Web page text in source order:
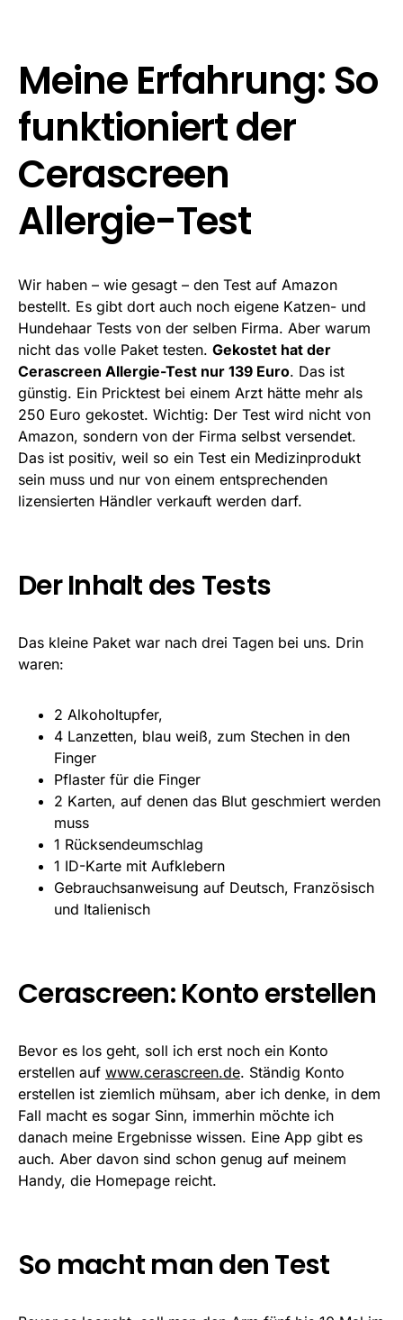
Meine Erfahrung: So
funktioniert der
Cerascreen
Allergie-Test
Wir haben – wie gesagt – den Test auf Amazon
bestellt. Es gibt dort auch noch eigene Katzen- und
Hundehaar Tests von der selben Firma. Aber warum
nicht das volle Paket testen. Gekostet hat der
Cerascreen Allergie-Test nur 139 Euro. Das ist
günstig. Ein Pricktest bei einem Arzt hätte mehr als
250 Euro gekostet. Wichtig: Der Test wird nicht von
Amazon, sondern von der Firma selbst versendet.
Das ist positiv, weil so ein Test ein Medizinprodukt
sein muss und nur von einem entsprechenden
lizensierten Händler verkauft werden darf.
Der Inhalt des Tests
Das kleine Paket war nach drei Tagen bei uns. Drin
waren:
2 Alkoholtupfer,
4 Lanzetten, blau weiß, zum Stechen in den
Finger
Pflaster für die Finger
2 Karten, auf denen das Blut geschmiert werden
muss
1 Rücksendeumschlag
1 ID-Karte mit Aufklebern
Gebrauchsanweisung auf Deutsch, Französisch
und Italienisch
Cerascreen: Konto erstellen
Bevor es los geht, soll ich erst noch ein Konto
erstellen auf www.cerascreen.de. Ständig Konto
erstellen ist ziemlich mühsam, aber ich denke, in dem
Fall macht es sogar Sinn, immerhin möchte ich
danach meine Ergebnisse wissen. Eine App gibt es
auch. Aber davon sind schon genug auf meinem
Handy, die Homepage reicht.
So macht man den Test